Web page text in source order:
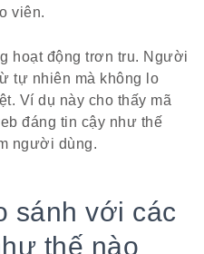
viên.
hoạt động trơn tru. Người
tự nhiên mà không lo
Ví dụ này cho thấy mã
đáng tin cậy như thế
người dùng.
sánh với các
thế nào